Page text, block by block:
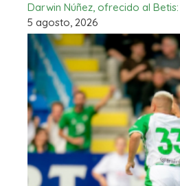
Darwin Núñez, ofrecido al
5 agosto, 2026